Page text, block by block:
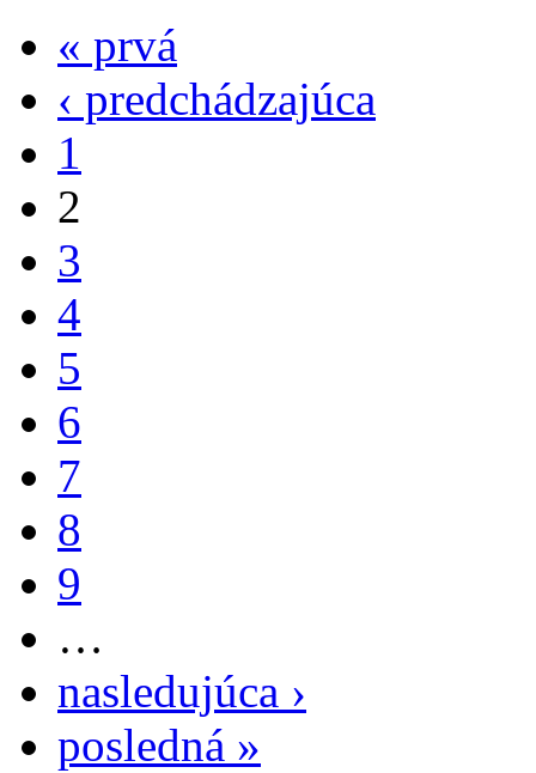
« prvá
‹ predchádzajúca
1
2
3
4
5
6
7
8
9
…
nasledujúca ›
posledná »